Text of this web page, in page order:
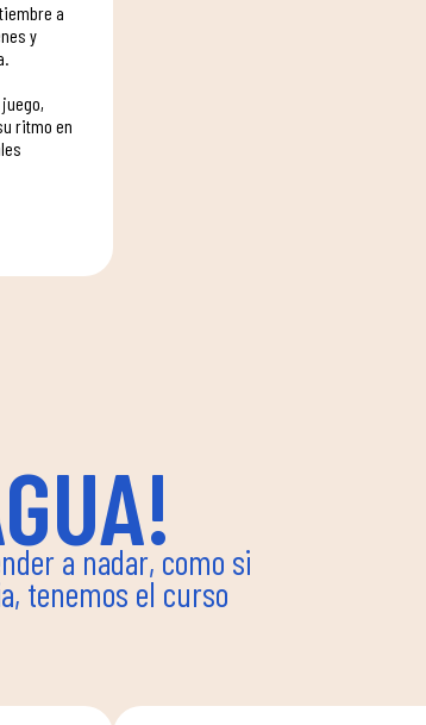
a
y
ritmo en
a nadar, como si
tenemos el curso